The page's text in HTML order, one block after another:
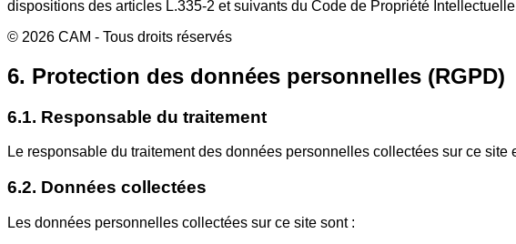
dispositions des articles L.335-2 et suivants du Code de Propriété
© 2026 CAM - Tous droits réservés
6. Protection des données personnelles (RGPD)
6.1. Responsable du traitement
Le responsable du traitement des données personnelles collectées sur ce site
6.2. Données collectées
Les données personnelles collectées sur ce site sont :